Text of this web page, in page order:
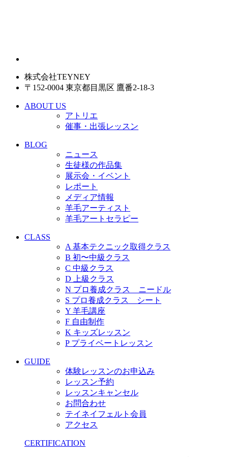
株式会社TEYNEY
〒152-0004 東京都目黒区 鷹番2-18-3
ABOUT US
アトリエ
催事・出張レッスン
BLOG
ニュース
生徒様の作品集
展示会・イベント
レポート
メディア情報
羊毛アーティスト
羊毛アートセラピー
CLASS
A 基本テクニック取得クラス
B 初〜中級クラス
C 中級クラス
D 上級クラス
N プロ養成クラス ニードル
S プロ養成クラス シート
Y 羊毛講座
F 自由制作
K キッズレッスン
P プライベートレッスン
GUIDE
体験レッスンのお申込み
レッスン予約
レッスンキャンセル
お問合わせ
テイネイフェルト会員
アクセス
CERTIFICATION